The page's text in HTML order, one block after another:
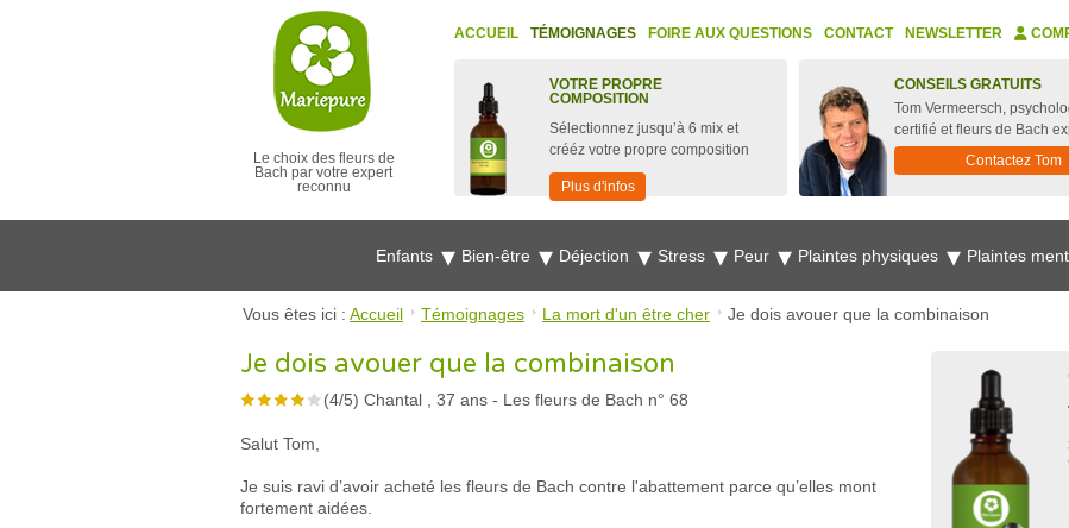
Le choix des fleurs de
Bach par votre expert
reconnu
ACCUEIL TÉMOIGNAGES FOIRE AUX QUESTIONS CONTACT NEWSLETTER
VOTRE PROPRE
COMPOSITION
Sélectionnez jusqu’à 6 mix et
crééz votre propre composition
Plus d'infos
CONSEILS GRATUITS
Tom Vermeersch,
certifié et fleurs de Bach
Contactez Tom
Enfants Bien-être Déjection Stress Peur Plaintes physiques Plaintes
Vous êtes ici : Accueil Témoignages La mort d'un être cher Je dois avouer que la combinaison
Je dois avouer que la combinaison
(4/5) Chantal , 37 ans - Les fleurs de Bach n° 68
Salut Tom,
Je suis ravi d’avoir acheté les fleurs de Bach contre l'abattement parce qu’elles mont
fortement aidées.